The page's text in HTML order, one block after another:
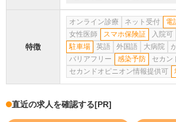
特徴
オンライン診療 ネット受付 電
女性医師
スマホ保険証 入院可
駐車場
英語 外国語 大病院
バリアフリー
感染予防
セカン
セカンドオピニオン情報提供可
直近の求人を確認する[PR]